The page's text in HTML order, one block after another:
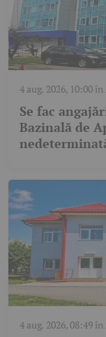
4 aug. 2026, 10:00în
Se fac
Bazinală de
4 aug. 2026, 08:49în